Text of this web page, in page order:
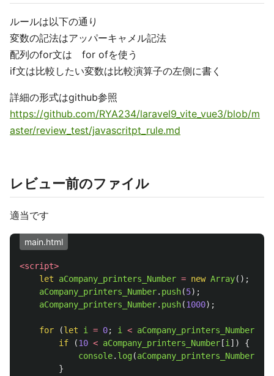
ルールは以下の通り
変数の記法はアッパーキャメル記法
配列のfor文は for ofを使う
if文は比較したい変数は比較演算子の左側に書く
詳細の形式はgithub参照
https://github.com/RYA234/laravel9_vite_vue3/blob/m
aster/review_test/javascritpt_rule.md
レビュー前のファイル
適当です
main.html
<script>
let
aCompany_printers_Number = new Array();
aCompany_printers_Number. push(5);
aCompany_printers_Number. push(1000);
for (let i = 0; i < aCompany_printers_Number
if
(10 < aCompany_printers_Number [i ])
{
console. log(aCompany_printers_Number
}